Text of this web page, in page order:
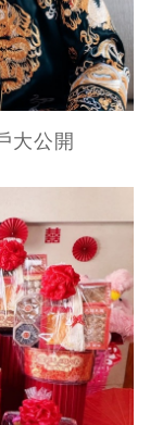
大公開